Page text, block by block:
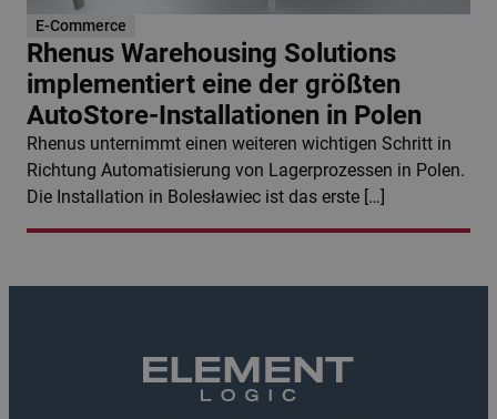
E-Commerce
Rhenus Warehousing Solutions
implementiert eine der größten
AutoStore-Installationen in Polen
Rhenus unternimmt einen weiteren wichtigen Schritt in
Richtung Automatisierung von Lagerprozessen in Polen.
Die Installation in Bolesławiec ist das erste […]